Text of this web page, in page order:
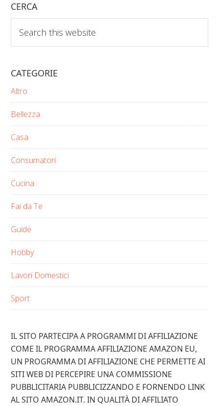
CERCA
this
website
CATEGORIE
Altro
Bellezza
Casa
Consumatori
Cucina
Fai da Te
Guide
Hobby
Lavori Domestici
Sport
IL SITO PARTECIPA A PROGRAMMI DI AFFILIAZIONE
COME IL PROGRAMMA AFFILIAZIONE AMAZON EU,
UN PROGRAMMA DI AFFILIAZIONE CHE PERMETTE AI
SITI WEB DI PERCEPIRE UNA COMMISSIONE
PUBBLICITARIA PUBBLICIZZANDO E FORNENDO LINK
AL SITO AMAZON.IT. IN QUALITÀ DI AFFILIATO